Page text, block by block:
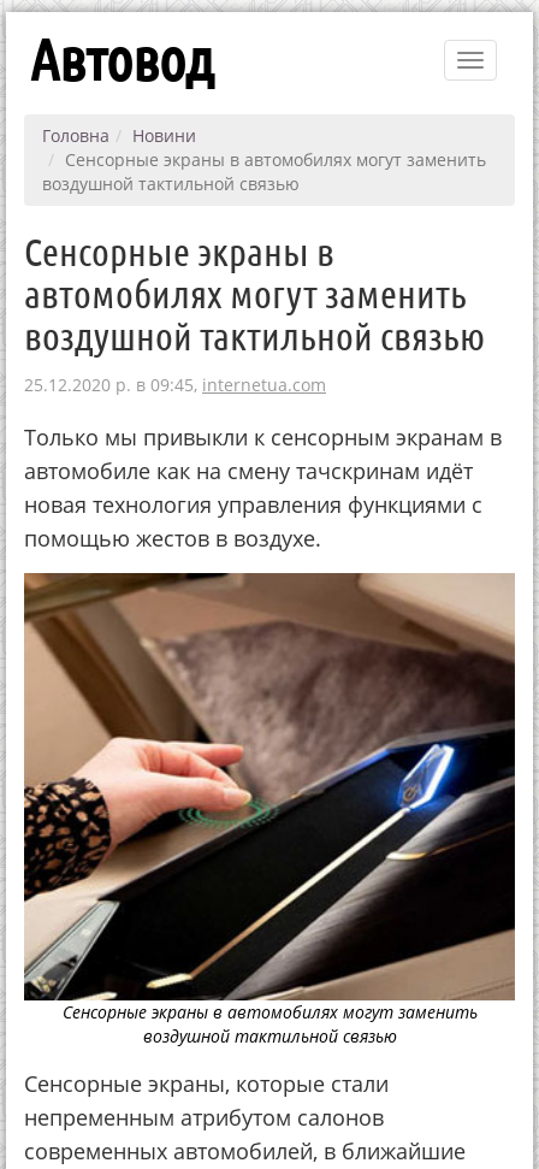
Toggle
Автовод
Головна
Новини
Сенсорные экраны в автомобилях могут заменить
воздушной тактильной связью
Сенсорные экраны в
автомобилях могут заменить
воздушной тактильной связью
25.12.2020 р. в 09:45, internetua.com
Только мы привыкли к сенсорным экранам в
автомобиле как на смену тачскринам идёт
новая технология управления функциями с
помощью жестов в воздухе.
Сенсорные экраны в автомобилях могут заменить
воздушной тактильной связью
Сенсорные экраны, которые стали
непременным атрибутом салонов
современных автомобилей, в ближайшие